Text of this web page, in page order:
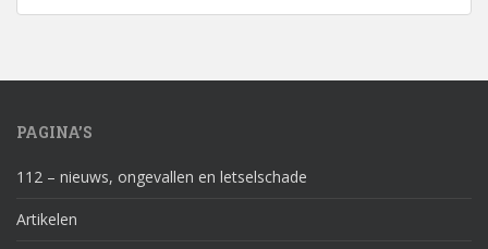
PAGINA’S
112 – nieuws, ongevallen en letselschade
Artikelen